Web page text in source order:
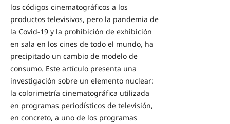
los códigos cinematográficos a los
productos televisivos, pero la pandemia de
la Covid-19 y la prohibición de exhibición
en sala en los cines de todo el mundo, ha
precipitado un cambio de modelo de
consumo. Este artículo presenta una
investigación sobre un elemento nuclear:
la colorimetría cinematográfica utilizada
en programas periodísticos de televisión,
en concreto, a uno de los programas